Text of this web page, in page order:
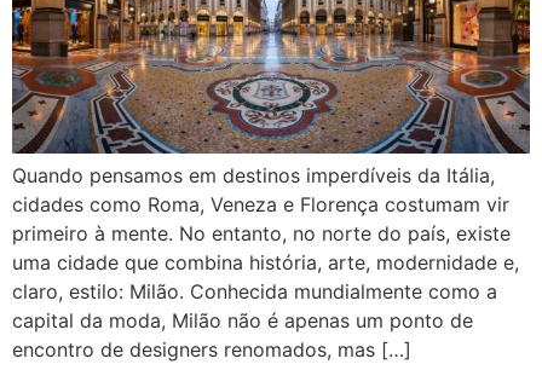
Quando pensamos em destinos imperdíveis da Itália,
cidades como Roma, Veneza e Florença costumam vir
primeiro à mente. No entanto, no norte do país, existe
uma cidade que combina história, arte, modernidade e,
claro, estilo: Milão. Conhecida mundialmente como a
capital da moda, Milão não é apenas um ponto de
encontro de designers renomados, mas […]